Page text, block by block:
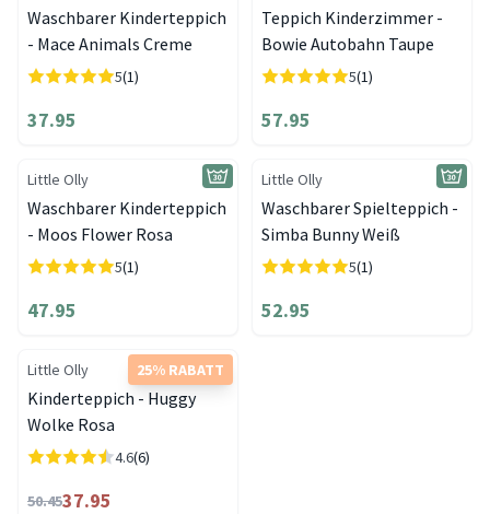
Waschbarer Kinderteppich
- Mace Animals Creme
5(1)
37.95
Teppich Kinderzimmer -
Bowie Autobahn Taupe
5(1)
57.95
Little Olly
Waschbarer Kinderteppich
- Moos Flower Rosa
5(1)
47.95
Little Olly
Waschbarer Spielteppich -
Simba Bunny Weiß
5(1)
52.95
25% RABATT
Little Olly
Kinderteppich - Huggy
Wolke Rosa
4.6(6)
50.4537.95